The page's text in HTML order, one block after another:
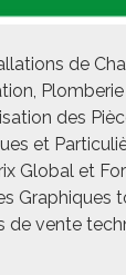
de
des
et
Global et
Graphiques
de vente